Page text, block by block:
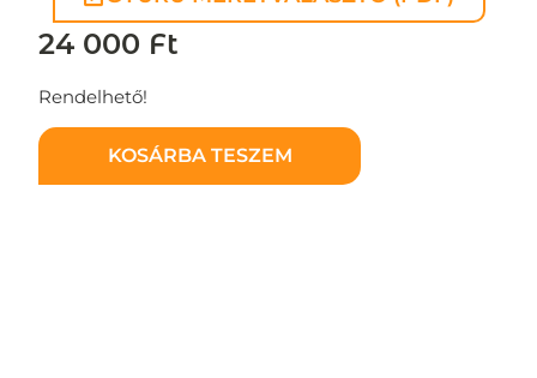
24 000 Ft
Rendelhető!
KOSÁRBA TESZEM